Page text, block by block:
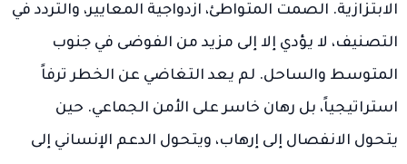
الابتزازية. الصمت المتواطئ، ازدواجية المعايير، والتردد في
التصنيف، لا يؤدي إلا إلى مزيد من الفوضى في جنوب
المتوسط والساحل. لم يعد التغاضي عن الخطر ترفاً
استراتيجياً، بل رهان خاسر على الأمن الجماعي. حين
يتحول الانفصال إلى إرهاب، ويتحول الدعم الإنساني إلى